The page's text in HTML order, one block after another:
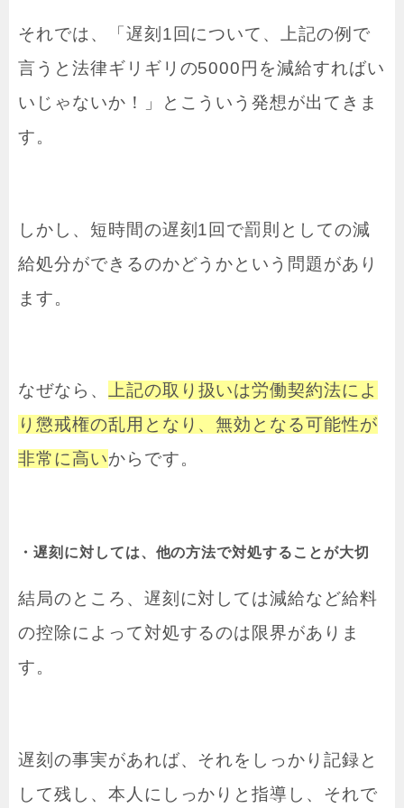
それでは、「遅刻1回について、上記の例で
言うと法律ギリギリの5000円を減給すればい
いじゃないか！」とこういう発想が出てきま
す。
しかし、短時間の遅刻1回で罰則としての減
給処分ができるのかどうかという問題があり
ます。
なぜなら、
上記の取り扱いは労働契約法によ
り懲戒権の乱用となり、無効となる可能性が
非常に高いからです。
・遅刻に対しては、他の方法で対処することが大切
結局のところ、遅刻に対しては減給など給料
の控除によって対処するのは限界がありま
す。
遅刻の事実があれば、それをしっかり記録と
して残し、本人にしっかりと指導し、それで